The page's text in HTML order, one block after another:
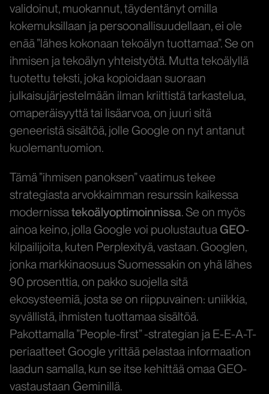
validoinut, muokannut, täydentänyt omilla
kokemuksillaan ja persoonallisuudellaan, ei ole
enää ”lähes kokonaan tekoälyn tuottamaa”. Se on
ihmisen ja tekoälyn yhteistyötä. Mutta tekoälyllä
tuotettu teksti, joka kopioidaan suoraan
julkaisujärjestelmään ilman kriittistä tarkastelua,
omaperäisyyttä tai lisäarvoa, on juuri sitä
geneeristä sisältöä, jolle Google on nyt antanut
kuolemantuomion.
Tämä ”ihmisen panoksen” vaatimus tekee
strategiasta arvokkaimman resurssin kaikessa
modernissatekoälyoptimoinnissa. Se on myös
ainoa keino, jolla Google voi puolustautuaGEO-
kilpailijoita, kuten Perplexityä, vastaan. Googlen,
jonka markkinaosuus Suomessakin on yhä lähes
90 prosenttia, on pakko suojella sitä
ekosysteemiä, josta se on riippuvainen: uniikkia,
syvällistä, ihmisten tuottamaa sisältöä.
Pakottamalla ”People-first” -strategian ja E-E-A-T-
periaatteet Google yrittää pelastaa informaation
laadun samalla, kun se itse kehittää omaa GEO-
vastaustaan Geminillä.